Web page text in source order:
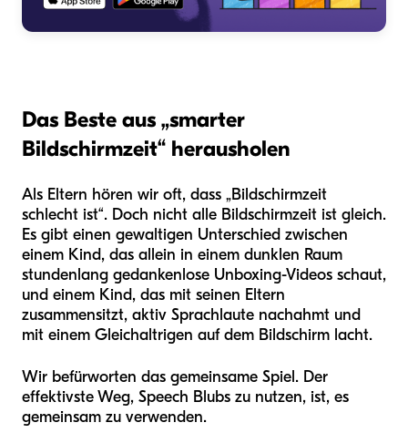
Das Beste aus „smarter
Bildschirmzeit“ herausholen
Als Eltern hören wir oft, dass „Bildschirmzeit
schlecht ist“. Doch nicht alle Bildschirmzeit ist gleich.
Es gibt einen gewaltigen Unterschied zwischen
einem Kind, das allein in einem dunklen Raum
stundenlang gedankenlose Unboxing-Videos schaut,
und einem Kind, das mit seinen Eltern
zusammensitzt, aktiv Sprachlaute nachahmt und
mit einem Gleichaltrigen auf dem Bildschirm lacht.
Wir befürworten das gemeinsame Spiel. Der
effektivste Weg, Speech Blubs zu nutzen, ist, es
gemeinsam zu verwenden.